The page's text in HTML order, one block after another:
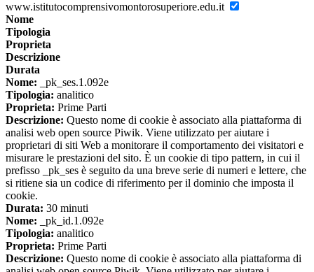
www.istitutocomprensivomontorosuperiore.edu.it
Nome
Tipologia
Proprieta
Descrizione
Durata
Nome: _pk_ses.1.092e
Tipologia: analitico
Proprieta: Prime Parti
Descrizione: Questo nome di cookie è associato alla piattaforma di
analisi web open source Piwik. Viene utilizzato per aiutare i
proprietari di siti Web a monitorare il comportamento dei visitatori e
misurare le prestazioni del sito. È un cookie di tipo pattern, in cui il
prefisso _pk_ses è seguito da una breve serie di numeri e lettere, che
si ritiene sia un codice di riferimento per il dominio che imposta il
cookie.
Durata: 30 minuti
Nome: _pk_id.1.092e
Tipologia: analitico
Proprieta: Prime Parti
Descrizione: Questo nome di cookie è associato alla piattaforma di